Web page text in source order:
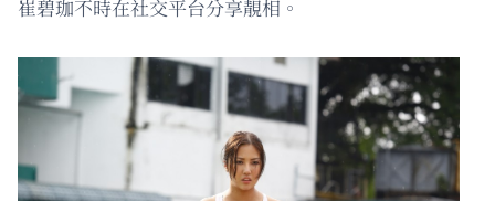
崔碧珈不時在社交平台分享靚相。